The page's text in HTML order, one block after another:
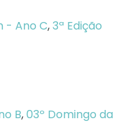
- Ano C,3ª Edição
B,03º Domingo da